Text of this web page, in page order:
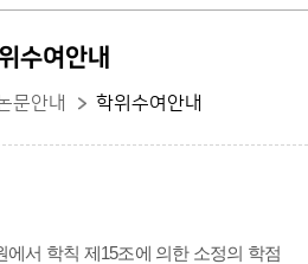
수여안내
문안내 학위수여안내
서 학칙 제15조에 의한 소정의 학점